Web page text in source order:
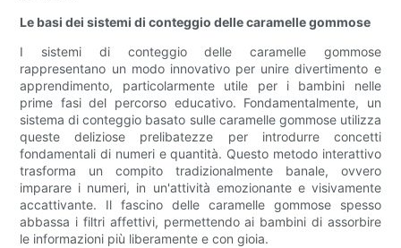
Le basi dei sistemi di conteggio delle caramelle gommose
I sistemi di conteggio delle caramelle gommose
rappresentano un modo innovativo per unire divertimento e
apprendimento, particolarmente utile per i bambini nelle
prime fasi del percorso educativo. Fondamentalmente, un
sistema di conteggio basato sulle caramelle gommose utilizza
queste deliziose prelibatezze per introdurre concetti
fondamentali di numeri e quantità. Questo metodo interattivo
trasforma un compito tradizionalmente banale, ovvero
imparare i numeri, in un'attività emozionante e visivamente
accattivante. Il fascino delle caramelle gommose spesso
abbassa i filtri affettivi, permettendo ai bambini di assorbire
le informazioni più liberamente e con gioia.